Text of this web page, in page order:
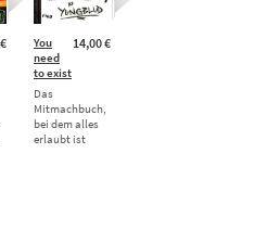
14,00 €
You
need
to exist
Das
Mitmachbuch,
bei dem alles
erlaubt ist